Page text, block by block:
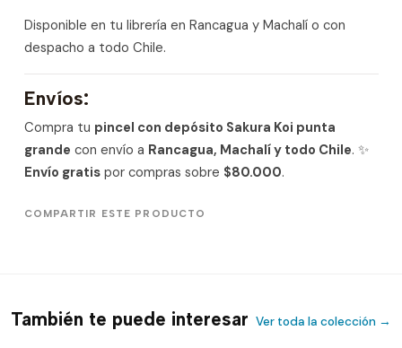
Disponible en tu librería en Rancagua y Machalí o con
despacho a todo Chile.
Envíos:
Compra tu pincel con depósito Sakura Koi punta
grande con envío a Rancagua, Machalí y todo Chile. ✨
Envío gratispor compras sobre $80.000.
COMPARTIR ESTE PRODUCTO
También te puede interesar Ver toda la colección →